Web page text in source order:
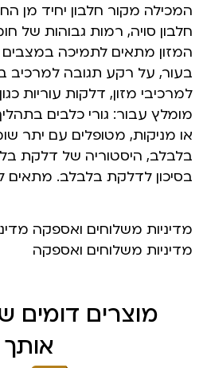
המכילה מקור חלבון יחיד מן
המזון מתאים לתמיכה
בעור, על רקע תגובה למרכיב
למרכיבי מזון, דלקות עוריות כגון
מומלץ עבור: גורי כלבים
או מניקות, מטופלים עם יתר
בלבלב, היסטוריה של דלקת
בסיכון לדלקת בלבלב. מתאים
מדיניות משלוחים ואספקה
מדיניות משלוחים ואספקה
מוצרים דומים
אותך